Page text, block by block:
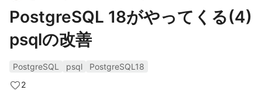
PostgreSQL 18がやってくる(4)
psqlの改善
PostgreSQL psql
PostgreSQL18
2